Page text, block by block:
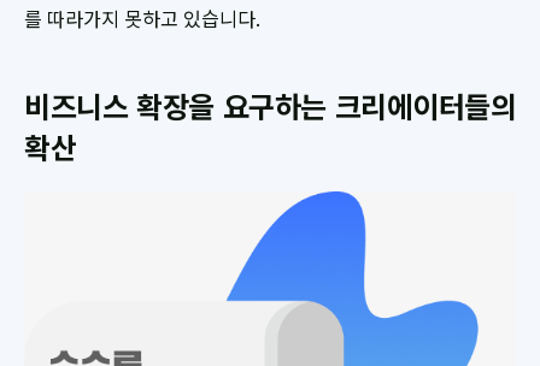
를 따라가지 못하고 있습니다.
비즈니스 확장을 요구하는 크리에이터들의
확산